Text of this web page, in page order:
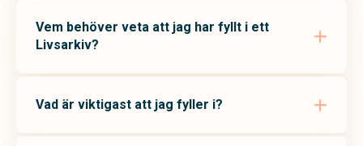
Vem behöver veta att jag har fyllt i ett
Livsarkiv?
Vad är viktigast att jag fyller i?